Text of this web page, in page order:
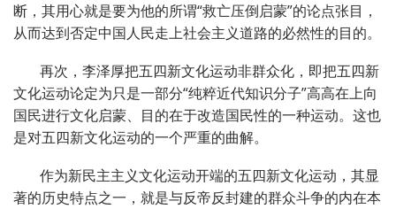
断，其用心就是要为他的所谓“救亡压倒启蒙”的论点张目，
从而达到否定中国人民走上社会主义道路的必然性的目的。
再次，李泽厚把五四新文化运动非群众化，即把五四新
文化运动论定为只是一部分“纯粹近代知识分子”高高在上向
国民进行文化启蒙、目的在于改造国民性的一种运动。这也
是对五四新文化运动的一个严重的曲解。
作为新民主主义文化运动开端的五四新文化运动，其显
著的历史特点之一，就是与反帝反封建的群众斗争的内在本